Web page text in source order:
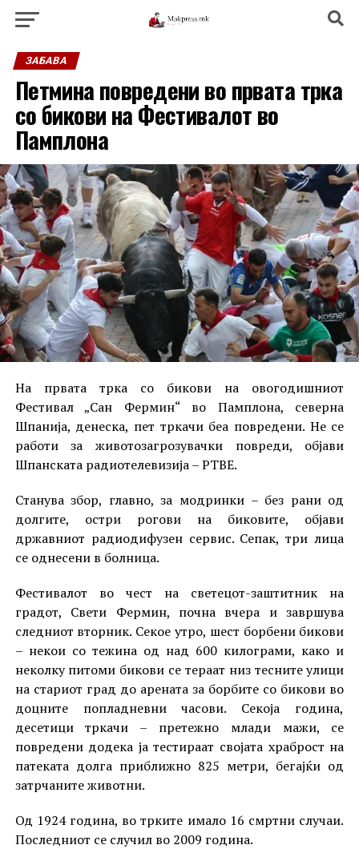
ЗАБАВА
Петмина повредени во првата трка
со бикови на Фестивалот во
Памплона
На првата трка со бикови на овогодишниот
Фестивал „Сан Фермин“ во Памплона, северна
Шпанија, денеска, пет тркачи беа повредени. Не се
работи за животозагрозувачки повреди, објави
Шпанската радиотелевизија – РТВЕ.
Станува збор, главно, за модринки – без рани од
долгите, остри рогови на биковите, објави
државниот радиодифузен сервис. Сепак, три лица
се однесени в болница.
Фестивалот во чест на светецот-заштитник на
градот, Свети Фермин, почна вчера и завршува
следниот вторник. Секое утро, шест борбени бикови
– некои со тежина од над 600 килограми, како и
неколку питоми бикови се тераат низ тесните улици
на стариот град до арената за борбите со бикови во
доцните попладневни часови. Секоја година,
десетици тркачи – претежно млади мажи, се
повредени додека ја тестираат својата храброст на
патеката долга приближно 825 метри, бегајќи од
затрчаните животни.
Од 1924 година, во трките имало 16 смртни случаи.
Последниот се случил во 2009 година.